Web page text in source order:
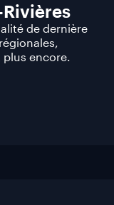
Rivières
de dernière
encore.